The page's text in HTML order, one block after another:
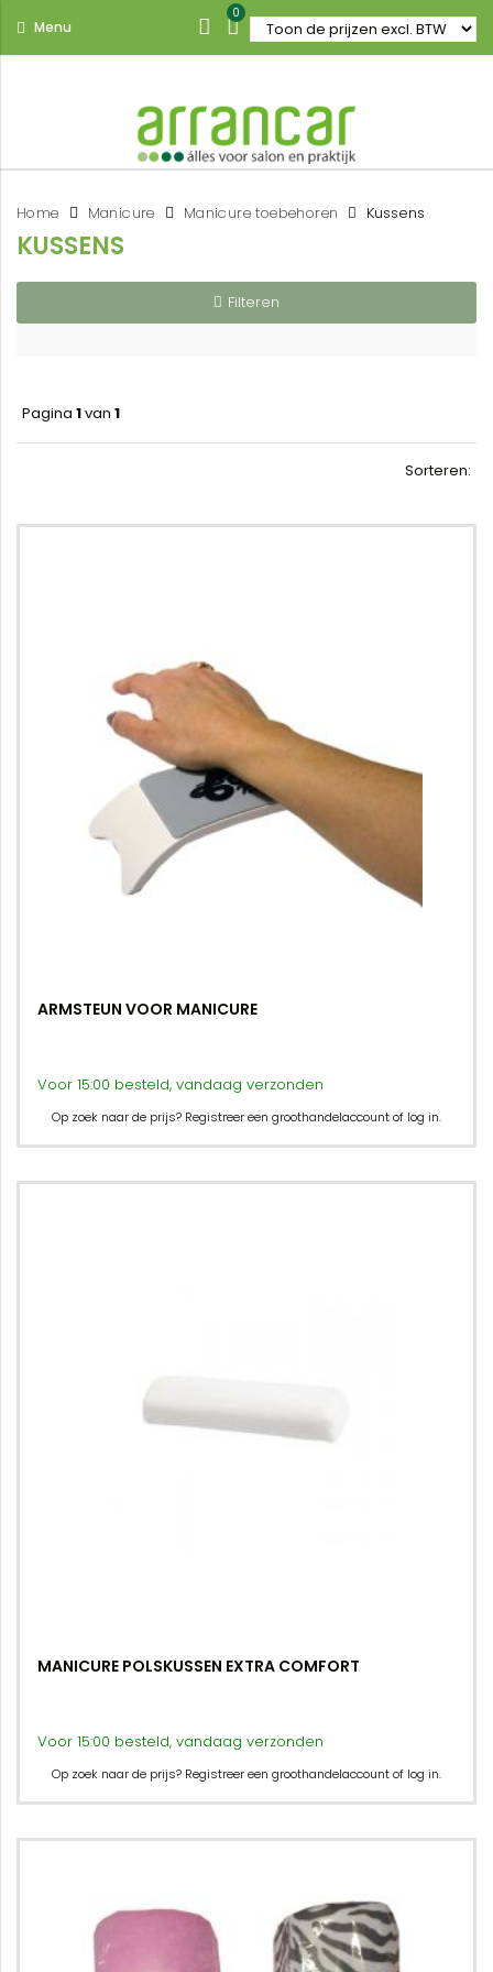
Menu
0
Home Manicure Manicure toebehoren Kussens
KUSSENS
Filteren
Pagina 1van 1
Sorteren:
ARMSTEUN VOOR MANICURE
Voor 15:00 besteld, vandaag verzonden
Op zoek naar de prijs? Registreer een groothandelaccount of log in.
MANICURE POLSKUSSEN EXTRA COMFORT
Voor 15:00 besteld, vandaag verzonden
Op zoek naar de prijs? Registreer een groothandelaccount of log in.